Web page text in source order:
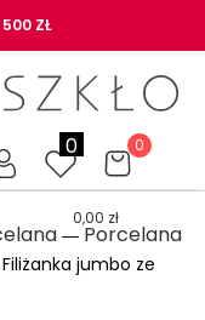
500 ZŁ
0 0
0,00 zł
― Porcelana
jumbo ze